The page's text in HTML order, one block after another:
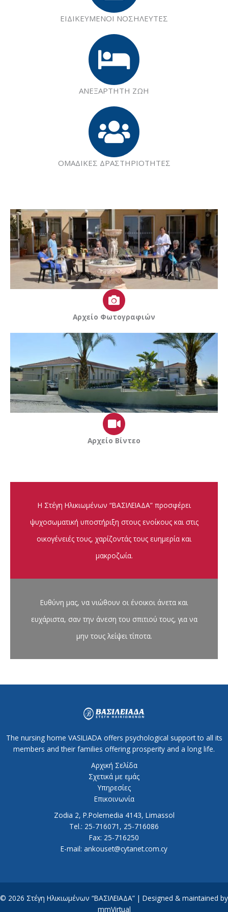
ΕΙΔΙΚΕΥΜΕΝΟΙ ΝΟΣΗΛΕΥΤΕΣ
ΑΝΕΞΑΡΤΗΤΗ ΖΩΗ
ΟΜΑΔΙΚΕΣ ΔΡΑΣΤΗΡΙΟΤΗΤΕΣ
Αρχείο Φωτογραφιών
Αρχείο Βίντεο
Η Στέγη Ηλικιωμένων “ΒΑΣΙΛΕΙΑΔΑ” προσφέρει
ψυχοσωματική υποστήριξη στους ενοίκους και στις
οικογένειές τους, χαρίζοντάς τους ευημερία και
μακροζωία.
Ευθύνη μας, να νιώθουν οι ένοικοι άνετα και
ευχάριστα, σαν την άνεση του σπιτιού τους, για να
μην τους λείψει τίποτα.
The nursing home VASILIADA offers psychological support to all its
members and their families offering prosperity and a long life.
Αρχική Σελίδα
Σχετικά με εμάς
Υπηρεσίες
Επικοινωνία
Zodia 2, P.Polemedia 4143, Limassol
Tel.: 25-716071, 25-716086
Fax: 25-716250
E-mail: ankouset@cytanet.com.cy
© 2026 Στέγη Ηλικιωμένων “ΒΑΣΙΛΕΙΑΔΑ” | Designed & maintained by
mmVirtual